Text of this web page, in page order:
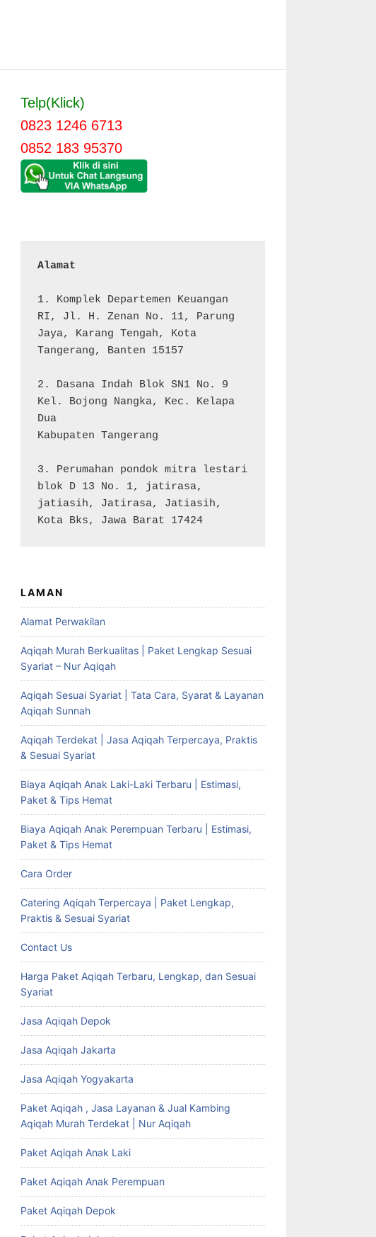
Telp(Klick)
0823 1246 6713
0852 183 95370
Alamat
1. Komplek Departemen Keuangan
RI, Jl. H. Zenan No. 11, Parung
Jaya, Karang Tengah, Kota
Tangerang, Banten 15157
2. Dasana Indah Blok SN1 No. 9
Kel. Bojong Nangka, Kec. Kelapa
Dua
Kabupaten Tangerang
3. Perumahan pondok mitra lestari
blok D 13 No. 1, jatirasa,
jatiasih, Jatirasa, Jatiasih,
Kota Bks, Jawa Barat 17424
LAMAN
Alamat Perwakilan
Aqiqah Murah Berkualitas | Paket Lengkap Sesuai
Syariat – Nur Aqiqah
Aqiqah Sesuai Syariat | Tata Cara, Syarat & Layanan
Aqiqah Sunnah
Aqiqah Terdekat | Jasa Aqiqah Terpercaya, Praktis
& Sesuai Syariat
Biaya Aqiqah Anak Laki-Laki Terbaru | Estimasi,
Paket & Tips Hemat
Biaya Aqiqah Anak Perempuan Terbaru | Estimasi,
Paket & Tips Hemat
Cara Order
Catering Aqiqah Terpercaya | Paket Lengkap,
Praktis & Sesuai Syariat
Contact Us
Harga Paket Aqiqah Terbaru, Lengkap, dan Sesuai
Syariat
Jasa Aqiqah Depok
Jasa Aqiqah Jakarta
Jasa Aqiqah Yogyakarta
Paket Aqiqah , Jasa Layanan & Jual Kambing
Aqiqah Murah Terdekat | Nur Aqiqah
Paket Aqiqah Anak Laki
Paket Aqiqah Anak Perempuan
Paket Aqiqah Depok